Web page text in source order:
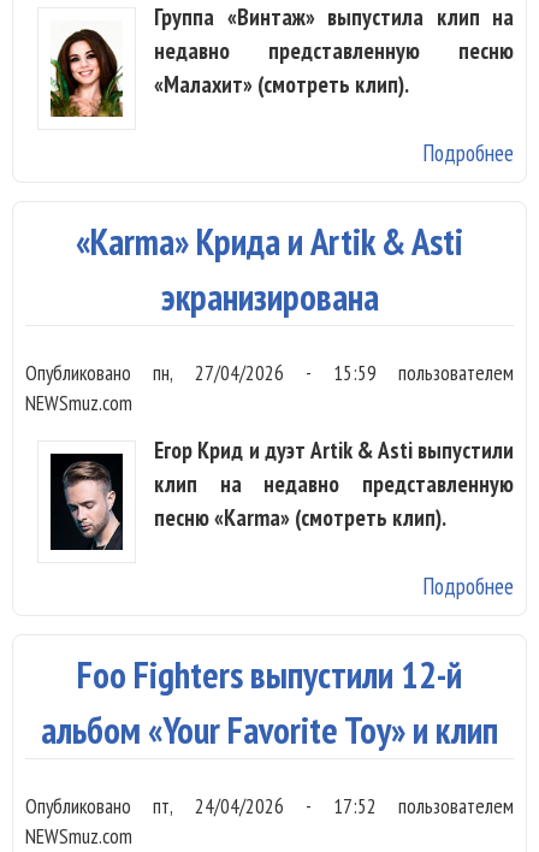
Группа «Винтаж» выпустила клип на
недавно представленную песню
«Малахит» (смотреть клип).
Подробнее
«Karma» Крида и Artik & Asti
экранизирована
Опубликованопн, 27/04/2026 - 15:59 пользователем
NEWSmuz.com
Егор Крид и дуэт Artik & Asti выпустили
клип на недавно представленную
песню «Karma» (смотреть клип).
Подробнее
Foo Fighters выпустили 12-й
альбом «Your Favorite Toy» и клип
Опубликованопт, 24/04/2026 - 17:52 пользователем
NEWSmuz.com